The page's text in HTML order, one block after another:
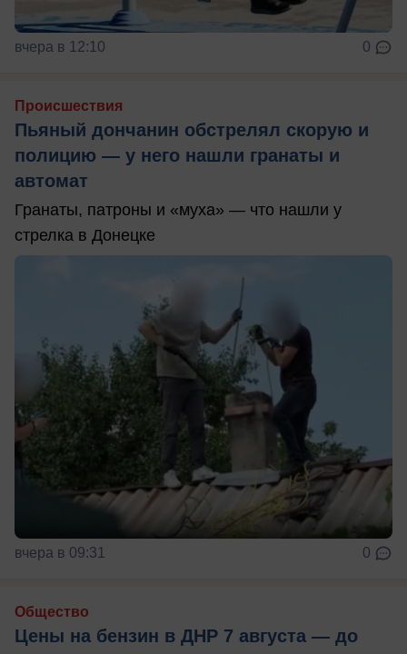
вчера в 12:10 0
Происшествия
Пьяный дончанин обстрелял скорую и
полицию — у него нашли гранаты и
автомат
Гранаты, патроны и «муха» — что нашли у
стрелка в Донецке
вчера в 09:31 0
Общество
Цены на бензин в ДНР 7 августа — до